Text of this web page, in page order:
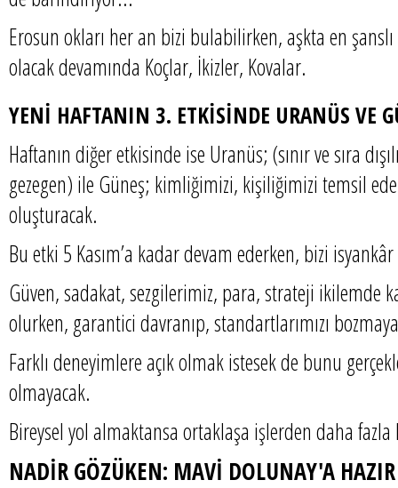
Erosun okları her an bizi bulabilirken, aşkta en
olacak devamında Koçlar, İkizler, Kovalar.
YENİ HAFTANIN 3. ETKİSİNDE URANÜS VE
Haftanın diğer etkisinde ise Uranüs; (sınır ve sıra
gezegen) ile Güneş; kimliğimizi, kişiliğimizi temsil
oluşturacak.
Bu etki 5 Kasım’a kadar devam ederken, bizi
Güven, sadakat, sezgilerimiz, para, strateji ikilemde
olurken, garantici davranıp, standartlarımızı
Farklı deneyimlere açık olmak istesek de bunu
olmayacak.
Bireysel yol almaktansa ortaklaşa işlerden daha
NADİR GÖZÜKEN: MAVİ DOLUNAY'A